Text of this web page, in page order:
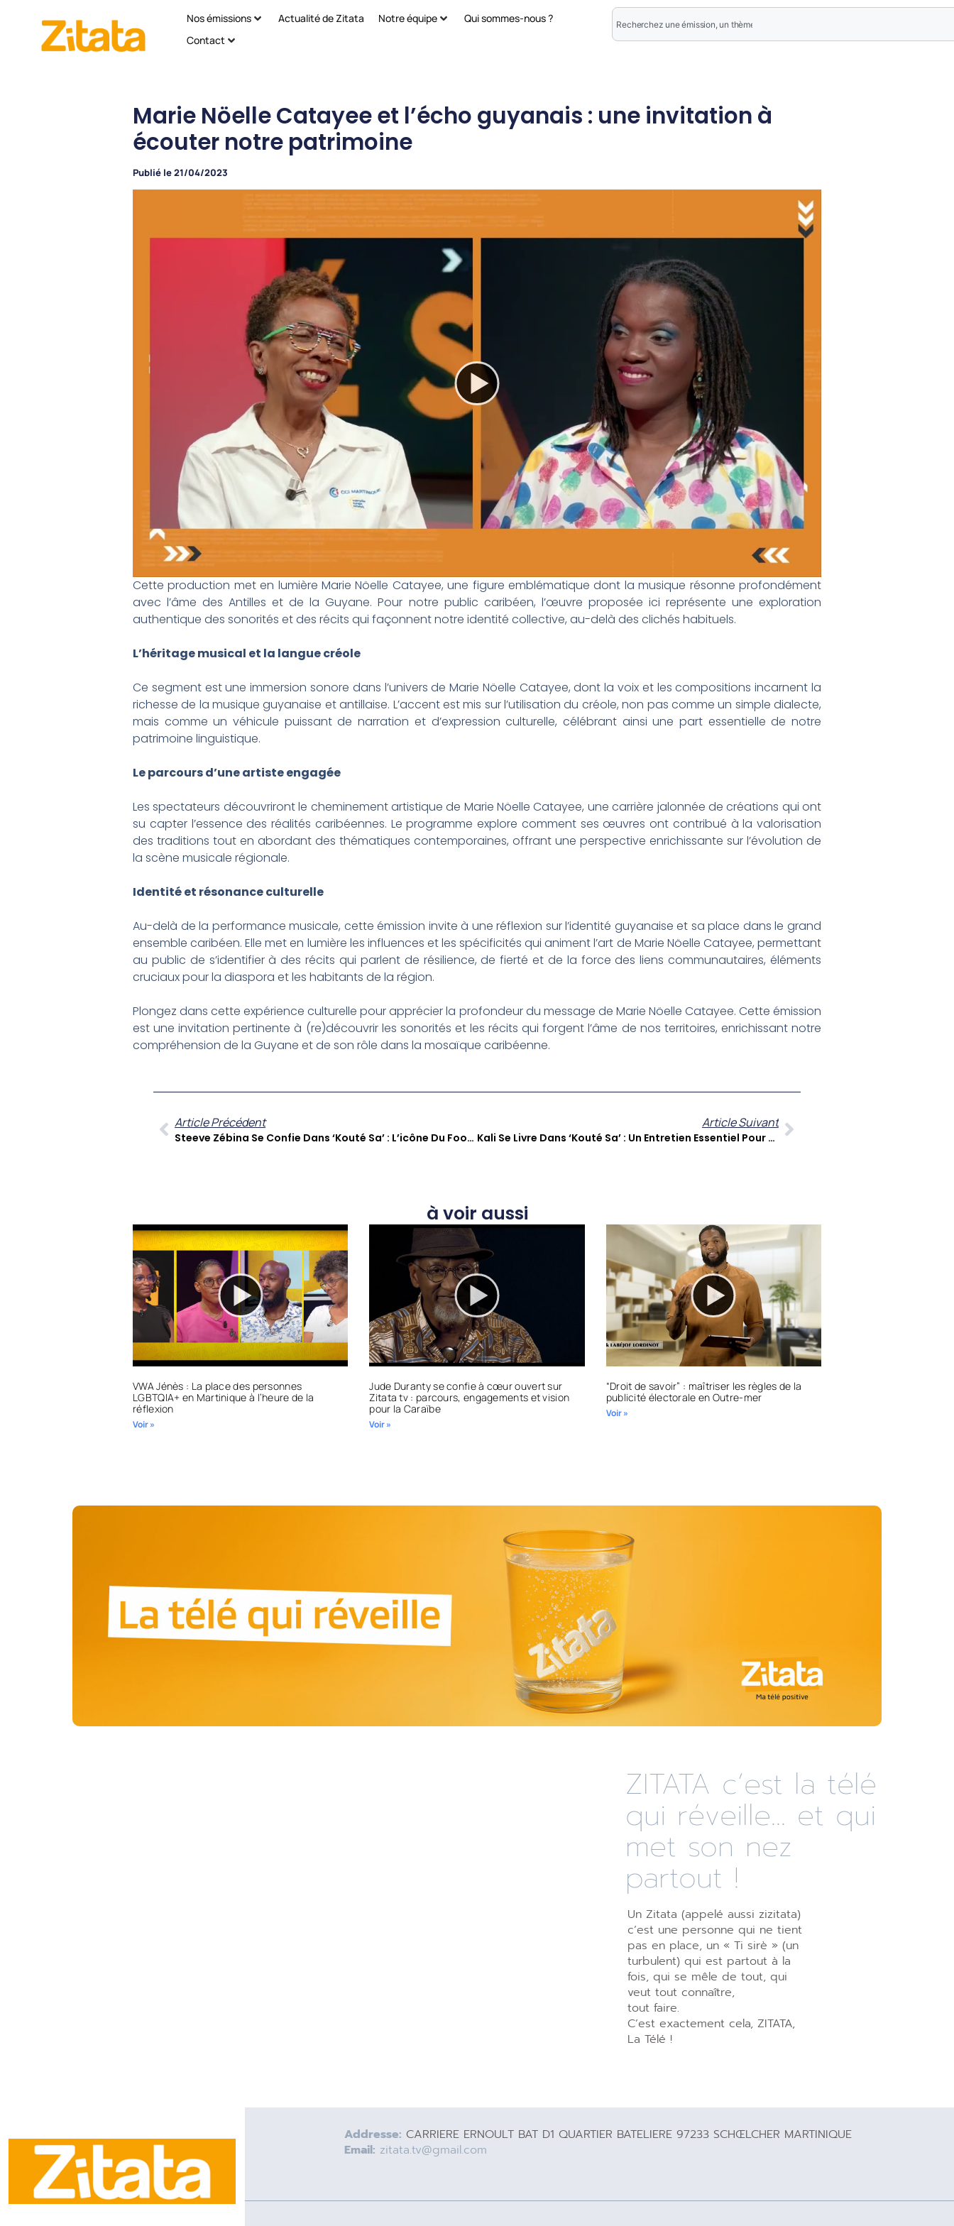
Nos émissions Actualité de Zitata Notre équipe
Qui sommes-nous ?
Contact
Marie Nöelle Catayee et l’écho guyanais : une invitation à
écouter notre patrimoine
Publié le21/04/2023
Cette production met en lumière Marie Nöelle Catayee, une figure emblématique dont la musique résonne profondément
avec l’âme des Antilles et de la Guyane. Pour notre public caribéen, l’œuvre proposée ici représente une exploration
authentique des sonorités et des récits qui façonnent notre identité collective, au-delà des clichés habituels.
L’héritage musical et la langue créole
Ce segment est une immersion sonore dans l’univers de Marie Nöelle Catayee, dont la voix et les compositions incarnent la
richesse de la musique guyanaise et antillaise. L’accent est mis sur l’utilisation du créole, non pas comme un simple dialecte,
mais comme un véhicule puissant de narration et d’expression culturelle, célébrant ainsi une part essentielle de notre
patrimoine linguistique.
Le parcours d’une artiste engagée
Les spectateurs découvriront le cheminement artistique de Marie Nöelle Catayee, une carrière jalonnée de créations qui ont
su capter l’essence des réalités caribéennes. Le programme explore comment ses œuvres ont contribué à la valorisation
des traditions tout en abordant des thématiques contemporaines, offrant une perspective enrichissante sur l’évolution de
la scène musicale régionale.
Identité et résonance culturelle
Au-delà de la performance musicale, cette émission invite à une réflexion sur l’identité guyanaise et sa place dans le grand
ensemble caribéen. Elle met en lumière les influences et les spécificités qui animent l’art de Marie Nöelle Catayee, permettant
au public de s’identifier à des récits qui parlent de résilience, de fierté et de la force des liens communautaires, éléments
cruciaux pour la diaspora et les habitants de la région.
Plongez dans cette expérience culturelle pour apprécier la profondeur du message de Marie Nöelle Catayee. Cette émission
est une invitation pertinente à (re)découvrir les sonorités et les récits qui forgent l’âme de nos territoires, enrichissant notre
compréhension de la Guyane et de son rôle dans la mosaïque caribéenne.
Article Précédent
Steeve Zébina Se Confie Dans ‘Kouté Sa’ : L’icône Du Football Martiniquais À Cœur Ouvert
Article Suivant
Kali Se Livre Dans ‘Kouté Sa’ : Un Entretien Essentiel Pour Comprendre Son Parcours D’auteur-Compositeur-Interprète
à voir aussi
VWA Jénès : La place des personnes
LGBTQIA+ en Martinique à l’heure de la
réflexion
Voir »
Jude Duranty se confie à cœur ouvert sur
Zitata tv : parcours, engagements et vision
pour la Caraïbe
Voir »
“Droit de savoir” : maîtriser les règles de la
publicité électorale en Outre-mer
Voir »
ZITATA c’est la télé
qui réveille... et qui
met son nez
partout !
Un Zitata (appelé aussi zizitata)
c’est une personne qui ne tient
pas en place, un « Ti sirè » (un
turbulent) qui est partout à la
fois, qui se mêle de tout, qui
veut tout connaître,
tout faire.
C’est exactement cela, ZITATA,
La Télé !
Addresse: CARRIERE ERNOULT BAT D1 QUARTIER BATELIERE 97233 SCHŒLCHER MARTINIQUE
Email: zitata.tv@gmail.com